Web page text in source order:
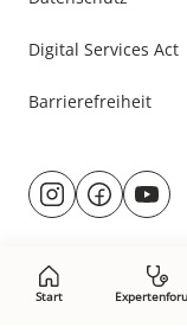
Start
Digital Services Act
Barrierefreiheit
Besuche
uns@rund.ums.baby